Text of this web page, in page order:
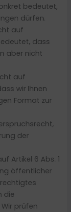
bedeutet,
dürfen.
auf
dass
aber nicht
auf
wir Ihnen
Format zur
der
Artikel 6 Abs. 1
öffentlicher
die
prüfen